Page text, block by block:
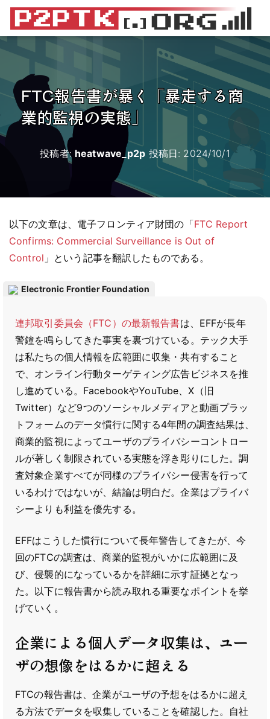
FTC報告書が暴く「暴走する商
業的監視の実態」
投稿者: heatwave_p2p 投稿日: 2024/10/1
以下の文章は、電子フロンティア財団の「FTC Report
Confirms: Commercial Surveillance is Out of
Control 」という記事を翻訳したものである。
Electronic Frontier Foundation
連邦取引委員会（FTC）の最新報告書は、EFFが長年
警鐘を鳴らしてきた事実を裏づけている。テック大手
は私たちの個人情報を広範囲に収集・共有すること
で、オンライン行動ターゲティング広告ビジネスを推
し進めている。FacebookやYouTube、X（旧
Twitter）など9つのソーシャルメディアと動画プラッ
トフォームのデータ慣行に関する4年間の調査結果は、
商業的監視によってユーザのプライバシーコントロー
ルが著しく制限されている実態を浮き彫りにした。調
査対象企業すべてが同様のプライバシー侵害を行って
いるわけではないが、結論は明白だ。企業はプライバ
シーよりも利益を優先する。
EFFはこうした慣行について長年警告してきたが、今
回のFTCの調査は、商業的監視がいかに広範囲に及
び、侵襲的になっているかを詳細に示す証拠となっ
た。以下に報告書から読み取れる重要なポイントを挙
げていく。
企業による個人データ収集は、ユー
ザの想像をはるかに超える
FTCの報告書は、企業がユーザの予想をはるかに超え
る方法でデータを収集していることを確認した。自社